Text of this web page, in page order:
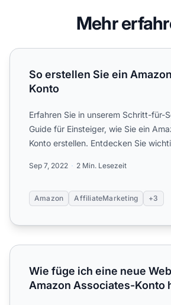
Mehr
So erstellen Sie ein Amazon Affiliate-
So erstellen Sie ein
Konto
Erfahren Sie in unserem Schritt-für-
Guide für Einsteiger, wie Sie ein
Konto erstellen. Entdecken Sie
Sep 7, 2022 2 Min. Lesezeit
Amazon AffiliateMarketing +3
Wie füge ich eine neue Website
Wie füge ich eine neue
Amazon Associates-Konto